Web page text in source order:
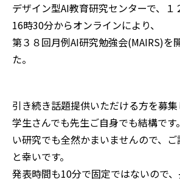
デザイン型AI教育研究センターで、１
16時30分からオンラインにより、
第３８回月例AI研究勉強会(MAIRS)を
た。
引き続き話題提供いただける方を募集
学生さんでも先生ご自身でも結構で
い研究でも全然かまいませんので、
と幸いです。
発表時間も10分で固定ではないので、